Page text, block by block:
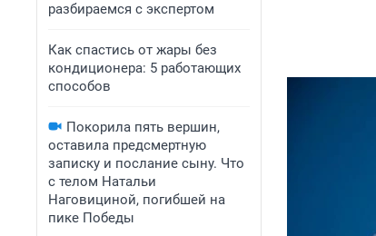
разбираемся с экспертом
Как спастись от жары без
кондиционера: 5 работающих
способов
Покорила пять вершин,
оставила предсмертную
записку и послание сыну. Что
с телом Натальи
Наговициной, погибшей на
пике Победы